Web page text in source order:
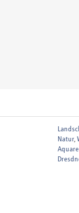
Natur
Aquarell